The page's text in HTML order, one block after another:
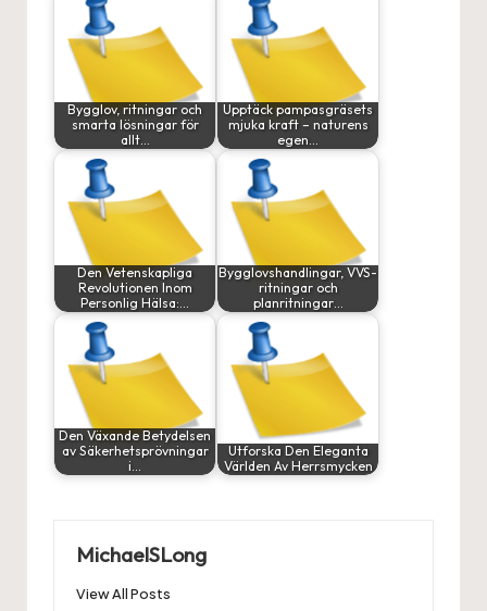
Bygglov, ritningar och
smarta lösningar för
allt…
Upptäck pampasgräsets
mjuka kraft – naturens
egen…
Den Vetenskapliga
Revolutionen Inom
Personlig Hälsa:…
Bygglovshandlingar, VVS-
ritningar och
planritningar…
Den Växande Betydelsen
av Säkerhetsprövningar
i…
Utforska Den Eleganta
Världen Av Herrsmycken
MichaelSLong
View All Posts